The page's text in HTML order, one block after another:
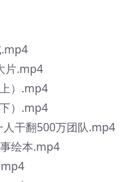
.mp4
片.mp4
）.mp4
）.mp4
人干翻500万团队.mp4
绘本.mp4